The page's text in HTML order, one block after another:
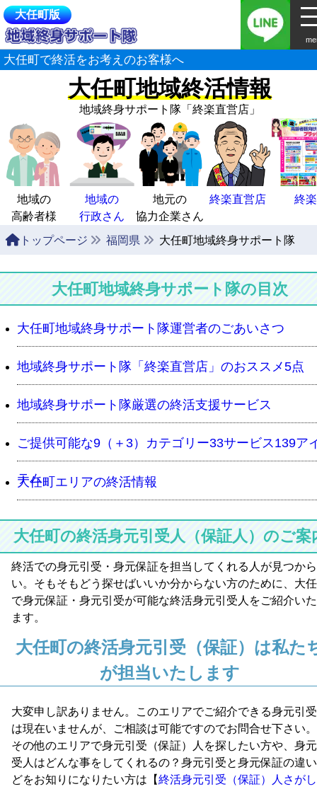
大任町版
大任町で終活をお考えのお客様へ
大任町地域終活情報
地域終身サポート隊 「終楽直営店」
地域の
高齢者様
地域の
行政さん
地元の
協力企業さん
終楽直営店 終楽
トップページ 福岡県 大任町地域終身サポート隊
大任町地域終身サポート隊の目次
大任町地域終身サポート隊運営者のごあいさつ
地域終身サポート隊「終楽直営店」のおススメ5点
地域終身サポート隊厳選の終活支援サービス
ご提供可能な9（＋3）カテゴリー33サービス139ア
テム
大任町エリアの終活情報
大任町の終活身元引受人（保証人）のご案
終活での身元引受・身元保証を担当してくれる人が見つか
い。そもそもどう探せばいいか分からない方のために、大
で身元保証・身元引受が可能な終活身元引受人をご紹介い
ます。
大任町の終活身元引受（保証）は私た
が担当いたします
大変申し訳ありません。このエリアでご紹介できる身元引
は現在いませんが、ご相談は可能ですのでお問合せ下さい。
その他のエリアで身元引受（保証）人を探したい方や、身
受人はどんな事をしてくれるの？身元引受と身元保証の違
どをお知りになりたい方は【終活身元引受（保証）人さが